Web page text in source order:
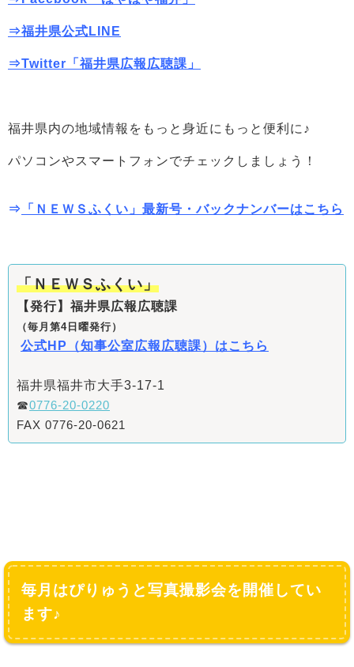
⇒福井県公式LINE
⇒Twitter「福井県広報広聴課」
福井県内の地域情報をもっと身近にもっと便利に♪
パソコンやスマートフォンでチェックしましょう！
⇒ 「ＮＥＷＳふくい」最新号・バックナンバーはこちら
「ＮＥＷＳふくい」
【発行】福井県広報広聴課
（毎月第4日曜発行）
公式HP（知事公室広報広聴課）はこちら
福井県福井市大手3-17-1
☎0776-20-0220
FAX 0776-20-0621
毎月はぴりゅうと写真撮影会を開催してい
ます♪